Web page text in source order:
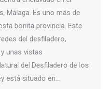
Málaga. Es uno más de
bonita provincia. Este
del desfiladero,
unas vistas
del Desfiladero de los
está situado en…